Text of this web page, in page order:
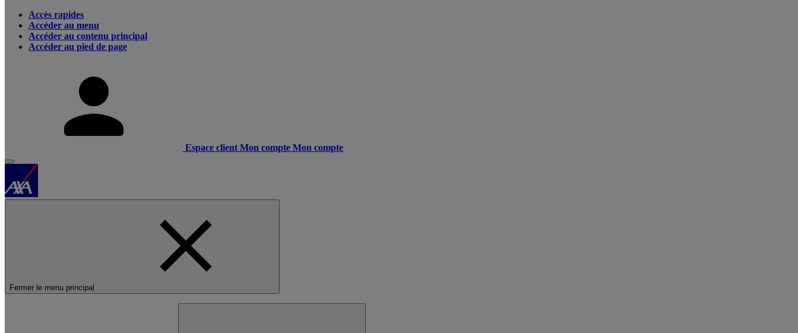
Accès rapides
Accéder au menu
Accéder au contenu principal
Accéder au pied de page
Espace client Mon compte Mon compte
Fermer le menu principal